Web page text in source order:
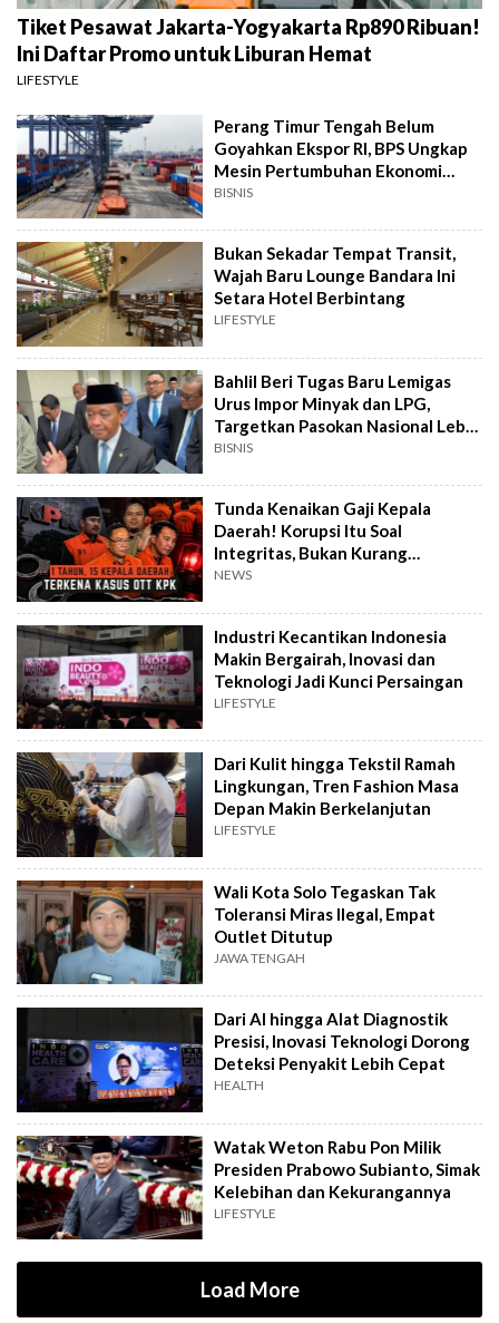
Tiket Pesawat Jakarta-Yogyakarta Rp890 Ribuan!
Ini Daftar Promo untuk Liburan Hemat
LIFESTYLE
Perang Timur Tengah Belum
Goyahkan Ekspor RI, BPS Ungkap
Mesin Pertumbuhan Ekonomi
Masih Ngebut
BISNIS
Bukan Sekadar Tempat Transit,
Wajah Baru Lounge Bandara Ini
Setara Hotel Berbintang
LIFESTYLE
Bahlil Beri Tugas Baru Lemigas
Urus Impor Minyak dan LPG,
Targetkan Pasokan Nasional Lebih
Terjamin
BISNIS
Tunda Kenaikan Gaji Kepala
Daerah! Korupsi Itu Soal
Integritas, Bukan Kurang
Penghasilan
NEWS
Industri Kecantikan Indonesia
Makin Bergairah, Inovasi dan
Teknologi Jadi Kunci Persaingan
LIFESTYLE
Dari Kulit hingga Tekstil Ramah
Lingkungan, Tren Fashion Masa
Depan Makin Berkelanjutan
LIFESTYLE
Wali Kota Solo Tegaskan Tak
Toleransi Miras Ilegal, Empat
Outlet Ditutup
JAWA TENGAH
Dari AI hingga Alat Diagnostik
Presisi, Inovasi Teknologi Dorong
Deteksi Penyakit Lebih Cepat
HEALTH
Watak Weton Rabu Pon Milik
Presiden Prabowo Subianto, Simak
Kelebihan dan Kekurangannya
LIFESTYLE
Load More